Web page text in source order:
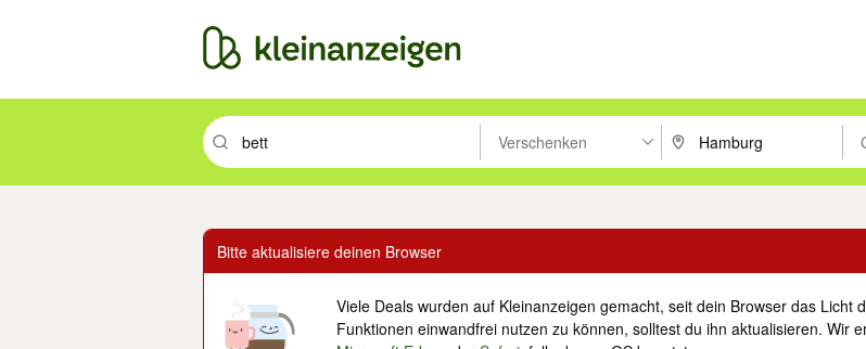
Suchbegriff eingeben. Eingabetaste drücken um zu suchen, oder Vorschläge mit den
Verschenken PLZ oder Ort eingeben.
Bitte aktualisiere deinen Browser
Viele Deals wurden auf Kleinanzeigen gemacht, seit dein Browser das Licht
Funktionen einwandfrei nutzen zu können, solltest du ihn aktualisieren. Wir